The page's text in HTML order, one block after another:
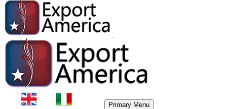
Primary Menu